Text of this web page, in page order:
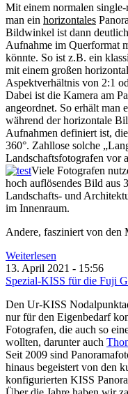
Mit einem normalen
man ein horizontales
Bildwinkel ist dann
Aufnahme im Querformat
könnte. So ist z.B. ein
mit einem großen
Aspektverhältnis von 2:1
Dabei ist die Kamera am
angeordnet. So erhält man
während der horizontale
Aufnahmen definiert ist,
360°. Zahllose solche
Landschaftsfotografen vor
Viele Fotografen
hoch auflösendes Bild aus
Landschafts- und
im Innenraum.
Andere, fasziniert von den
Weiterlesen
13. April 2021 - 15:56
Spezial-KISS für die Fuji
Den Ur-KISS
nur für den Eigenbedarf
Fotografen, die auch so
wollten, darunter auch
Seit 2009 sind
hinaus begeistert von den
konfigurierten KISS